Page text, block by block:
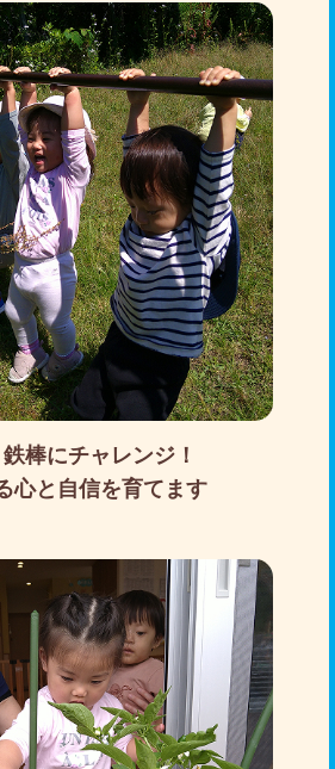
棒にチャレンジ！
心と自信を育てます